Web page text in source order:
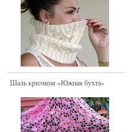
Шаль крючком «Южная бухта»